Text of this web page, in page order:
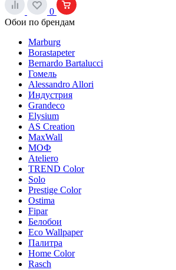
0
Обои по брендам
Marburg
Borastapeter
Bernardo Bartalucci
Гомель
Alessandro Allori
Индустрия
Grandeco
Elysium
AS Creation
MaxWall
МОФ
Ateliero
TREND Color
Solo
Prestige Color
Ostima
Fipar
Белобои
Eco Wallpaper
Палитра
Home Color
Rasch